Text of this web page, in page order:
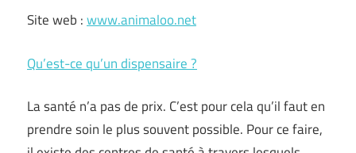
Site web :www.animaloo.net
Qu’est-ce qu’un dispensaire ?
La santé n’a pas de prix. C’est pour cela qu’il faut en
prendre soin le plus souvent possible. Pour ce faire,